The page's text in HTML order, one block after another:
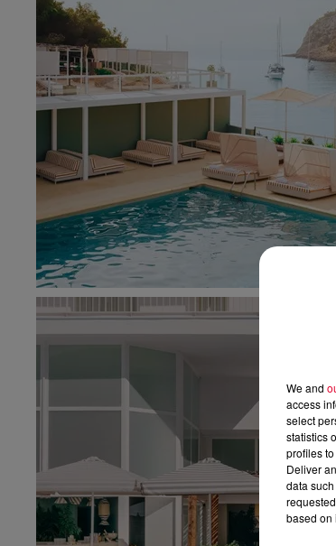
We and
access
select
statistics
profiles
Deliver
data
based on